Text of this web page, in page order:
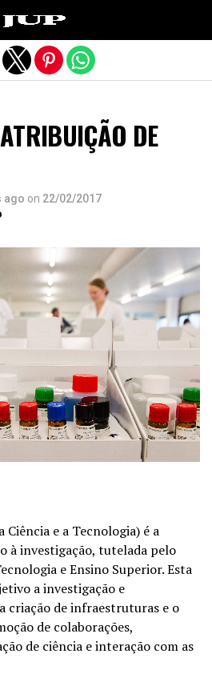
DE
ago on 22/02/2017
Ciência e a Tecnologia) é a
à investigação, tutelada pelo
e Ensino Superior. Esta
a investigação e
criação de infraestruturas e o
de colaborações,
de ciência e interação com as
mobile version